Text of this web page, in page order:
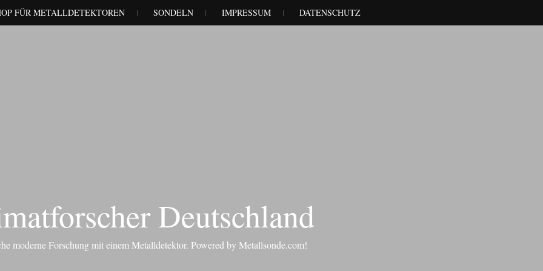
FÜR METALLDETEKTOREN SONDELN IMPRESSUM DATENSCHUTZ
Deutschland
moderne Forschung mit einem Metalldetektor. Powered by Metallsonde.com!